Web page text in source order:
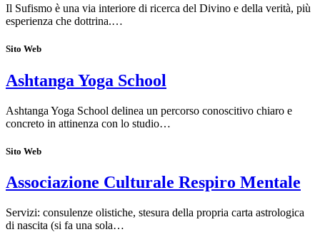
Il Sufismo è una via interiore di ricerca del Divino e della verità, più
esperienza che dottrina.…
Sito Web
Ashtanga Yoga School
Ashtanga Yoga School delinea un percorso conoscitivo chiaro e
concreto in attinenza con lo studio…
Sito Web
Associazione Culturale Respiro Mentale
Servizi: consulenze olistiche, stesura della propria carta astrologica
di nascita (si fa una sola…